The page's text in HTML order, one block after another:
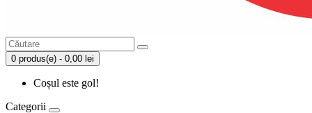
0 produs(e) - 0,00 lei
Coșul este gol!
Categorii